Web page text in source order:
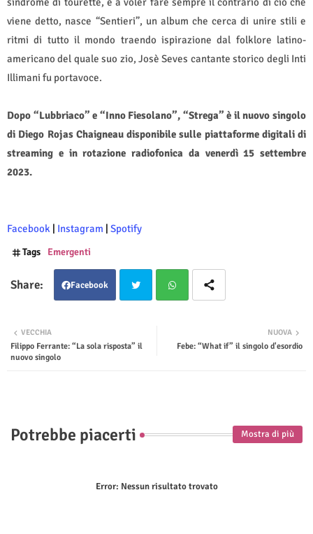
viene detto, nasce “Sentieri”, un album che cerca di unire stili e
ritmi di tutto il mondo traendo ispirazione dal folklore latino-
americano del quale suo zio, Josè Seves cantante storico degli Inti
Illimani fu portavoce.
Dopo “Lubbriaco” e “Inno Fiesolano”, “Strega” è il nuovo singolo
di Diego Rojas Chaigneau disponibile sulle piattaforme digitali di
streaming e in rotazione radiofonica da venerdì 15 settembre
2023.
Facebook | Instagram | Spotify
Tags Emergenti
Facebook
ter tsap
NUOVA
Febe: “What if” il singolo d'esordio
VECCHIA
Filippo Ferrante: “La sola risposta” il
nuovo singolo
Potrebbe piacerti Mostra di più
Error: Nessun risultato trovato